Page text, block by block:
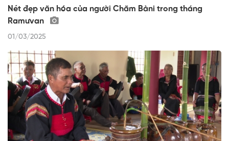
Nét đẹp văn hóa của người Chăm Bàni trong tháng
Ramưvan
01/03/2025